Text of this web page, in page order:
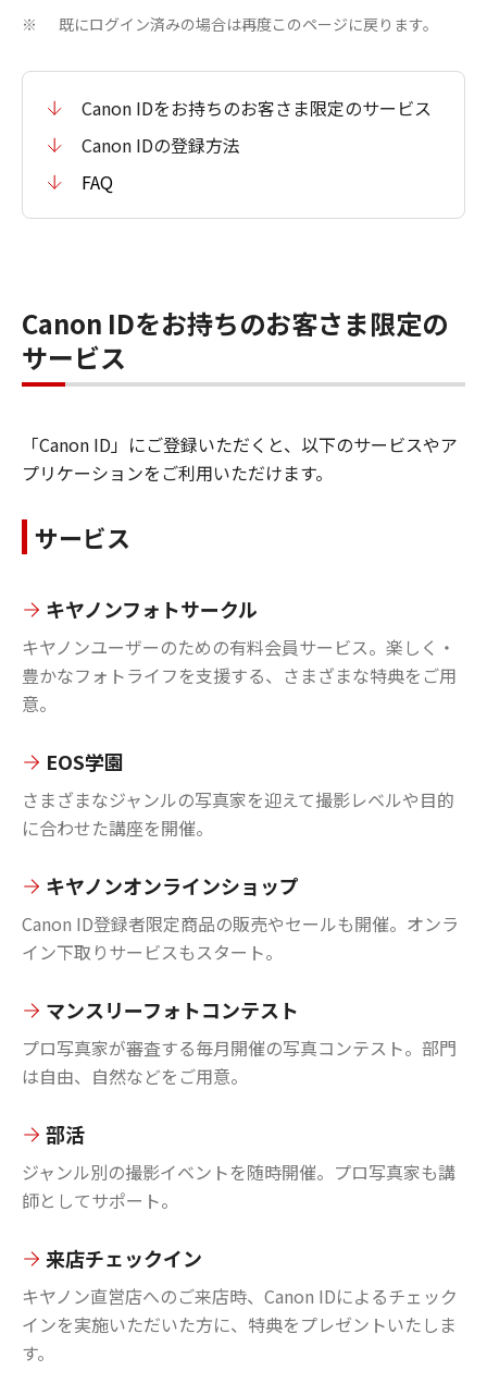
※ 既にログイン済みの場合は再度このページに戻ります。
Canon IDをお持ちのお客さま限定のサービス
Canon IDの登録方法
FAQ
Canon IDをお持ちのお客さま限定の
サービス
「Canon ID」にご登録いただくと、以下のサービスやア
プリケーションをご利用いただけます。
サービス
キヤノンフォトサークル
キヤノンユーザーのための有料会員サービス。楽しく・
豊かなフォトライフを支援する、さまざまな特典をご用
意。
EOS学園
さまざまなジャンルの写真家を迎えて撮影レベルや目的
に合わせた講座を開催。
キヤノンオンラインショップ
Canon ID登録者限定商品の販売やセールも開催。オンラ
イン下取りサービスもスタート。
マンスリーフォトコンテスト
プロ写真家が審査する毎月開催の写真コンテスト。部門
は自由、自然などをご用意。
部活
ジャンル別の撮影イベントを随時開催。プロ写真家も講
師としてサポート。
来店チェックイン
キヤノン直営店へのご来店時、Canon IDによるチェック
インを実施いただいた方に、特典をプレゼントいたしま
す。